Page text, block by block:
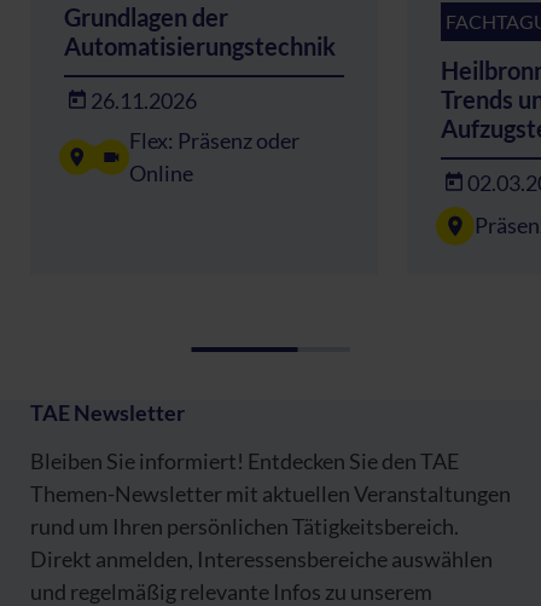
Grundlagen der
Automatisierungstechnik
26.11.2026
Flex: Präsenz oder
Online
Trends
TAE Newsletter
Bleiben Sie informiert! Entdecken Sie den TAE
Themen-Newsletter mit aktuellen Veranstaltungen
rund um Ihren persönlichen Tätigkeitsbereich.
Direkt anmelden, Interessensbereiche auswählen
und regelmäßig relevante Infos zu unserem